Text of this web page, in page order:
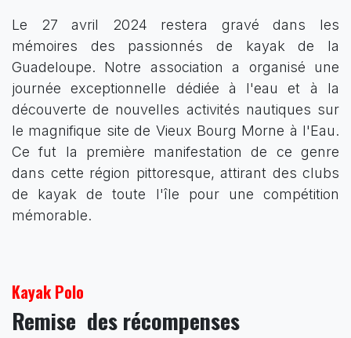
Le 27 avril 2024 restera gravé dans les
mémoires des passionnés de kayak de la
Guadeloupe. Notre association a organisé une
journée exceptionnelle dédiée à l'eau et à la
découverte de nouvelles activités nautiques sur
le magnifique site de Vieux Bourg Morne à l'Eau.
Ce fut la première manifestation de ce genre
dans cette région pittoresque, attirant des clubs
de kayak de toute l'île pour une compétition
mémorable.
Kayak Polo
Remise des récompenses